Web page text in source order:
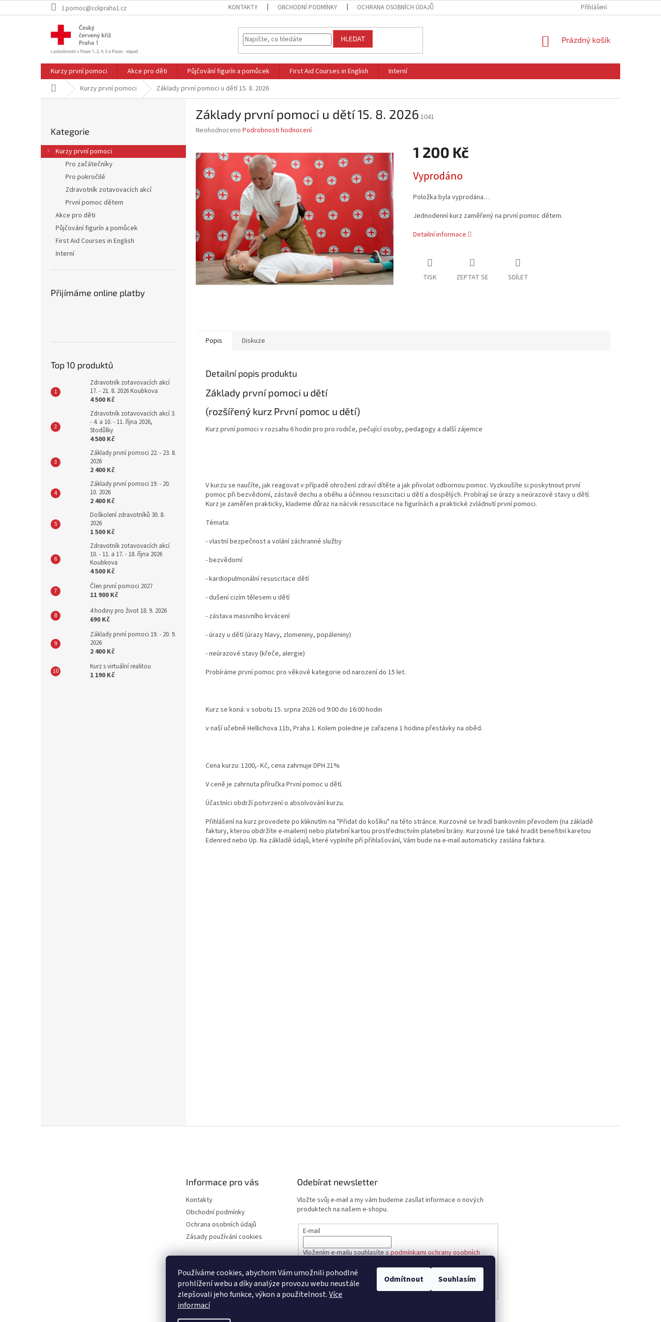
Používáme cookies, abychom Vám umožnili pohodlné
prohlížení webu a díky analýze provozu webu neustále
zlepšovali jeho funkce, výkon a použitelnost.Více
informací
Odmítnout Souhlasím
na
1.pomoc@cckpraha1.cz KONTAKTY OBCHODNÍ PODMÍNKY OCHRANA OSOBNÍCH ÚDAJŮ Přihlášení
HLEDAT
NÁKUPNÍ
Prázdný košík
Kurzy první pomoci Akce pro děti Půjčování figurín a pomůcek First Aid Courses in English
Interní
Domů Kurzy první pomoci Základy první pomoci u dětí 15. 8. 2026
r
a
kategorie
Kategorie
Kurzy první pomoci
Pro začátečníky
Pro pokročilé
Zdravotník zotavovacích akcí
První pomoc dětem
Akce pro děti
Půjčování figurín a pomůcek
First Aid Courses in English
Interní
Přijímáme online platby
Top 10 produktů
Zdravotník zotavovacích akcí
17. - 21. 8. 2026 Koubkova
4 500 Kč
Zdravotník zotavovacích akcí 3.
- 4. a 10. - 11. října 2026,
Stodůlky
4 500 Kč
Základy první pomoci 22. - 23. 8.
2026
2 400 Kč
Základy první pomoci 19. - 20.
10. 2026
2 400 Kč
Doškolení zdravotníků 30. 8.
2026
1 500 Kč
Zdravotník zotavovacích akcí
10. - 11. a 17. - 18. října 2026
Koubkova
4 500 Kč
Člen první pomoci 2027
11 900 Kč
4 hodiny pro život 18. 9. 2026
690 Kč
Základy první pomoci 19. - 20. 9.
2026
2 400 Kč
Kurz s virtuální realitou
1 190 Kč
Základy první pomoci u dětí 15. 8. 2026 1041
Průměrné
je
5
hvězdiček.
Neohodnoceno Podrobnosti hodnocení
1 200 Kč
cena:
Vyprodáno
Položka byla vyprodána…
Jednodenní kurz zaměřený na první pomoc dětem.
Detailní informace
TISK ZEPTAT SE SDÍLET
Popis Diskuze
Detailní popis produktu
Základy první pomoci u dětí
(rozšířený kurz První pomoc u dětí)
Kurz první pomoci v rozsahu 6 hodin pro pro rodiče, pečující osoby, pedagogy a další zájemce
V kurzu se naučíte, jak reagovat v případě ohrožení zdraví dítěte a jak přivolat odbornou pomoc. Vyzkoušíte si poskytnout první
pomoc při bezvědomí, zástavě dechu a oběhu a účinnou resuscitaci u dětí a dospělých. Probírají se úrazy a neúrazové stavy u dětí.
Kurz je zaměřen prakticky, klademe důraz na nácvik resuscitace na figurínách a praktické zvládnutí první pomoci.
Témata:
- vlastní bezpečnost a volání záchranné služby
- bezvědomí
- kardiopulmonální resuscitace dětí
- dušení cizím tělesem u dětí
- zástava masivního krvácení
- úrazy u dětí (úrazy hlavy, zlomeniny, popáleniny)
- neúrazové stavy (křeče, alergie)
Probíráme první pomoc pro věkové kategorie od narození do 15 let.
Kurz se koná: v sobotu 15. srpna 2026 od 9:00 do 16:00 hodin
v naší učebně Hellichova 11b, Praha 1. Kolem poledne je zařazena 1 hodina přestávky na oběd.
Cena kurzu: 1200,- Kč, cena zahrnuje DPH 21%
V ceně je zahrnuta příručka První pomoc u dětí.
Účastníci obdrží potvrzení o absolvování kurzu.
Přihlášení na kurz provedete po kliknutím na "Přidat do košíku" na této stránce. Kurzovné se hradí bankovním převodem (na základě
faktury, kterou obdržíte e-mailem) nebo platební kartou prostřednictvím platební brány. Kurzovné lze také hradit benefitní karetou
Edenred nebo Up. Na základě údajů, které vyplníte při přihlašování, Vám bude na e-mail automaticky zaslána faktura.
Informace pro vás
Kontakty
Obchodní podmínky
Ochrana osobních údajů
Zásady používání cookies
Odebírat newsletter
Vložte svůj e-mail a my vám budeme zasílat informace o nových
produktech na našem e-shopu.
E-mail
Vložením e-mailu souhlasíte spodmínkami ochrany osobních
PŘIHLÁSIT SE